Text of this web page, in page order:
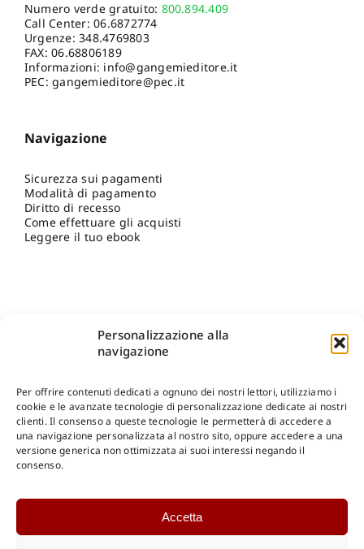
Personalizzazione alla
navigazione
Per offrire contenuti dedicati a ognuno dei nostri lettori, utilizziamo i
cookie e le avanzate tecnologie di personalizzazione dedicate ai nostri
clienti. Il consenso a queste tecnologie le permetterà di accedere a
una navigazione personalizzata al nostro sito, oppure accedere a una
versione generica non ottimizzata ai suoi interessi negando il
consenso.
Accetta
Numero verde gratuito: 800.894.409
Call Center:06.6872774
Urgenze:348.4769803
FAX: 06.68806189
Informazioni: info@gangemieditore.it
PEC: gangemieditore@pec.it
Navigazione
Sicurezza sui pagamenti
Modalità di pagamento
Diritto di recesso
Come effettuare gli acquisti
Leggere il tuo ebook
Shop Gangemi Editore-Pagamenti Sicuri e anche Rateali
Catalogo Online
Catalogo Internazionale